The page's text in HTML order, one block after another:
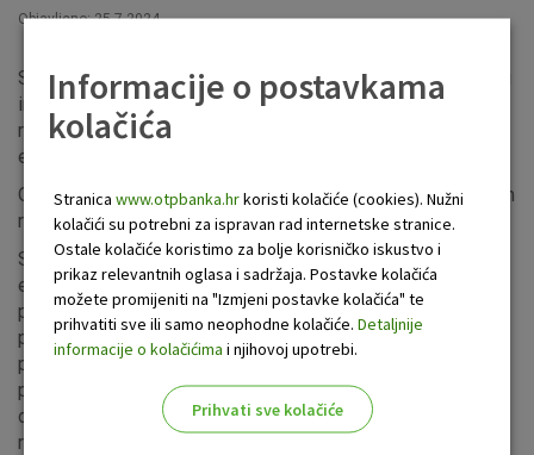
Objavljeno: 25.7.2024
S&P Global Market Intelligence ovog srpnja objavio je svoju
inauguralnu ljestvicu europskih banaka s najboljim
rezultatima, proglasivši OTP grupu kao najuspješniju
europsku bankarsku grupu u 2023. godini.
Ovakav izvrstan poredak potaknut je zdravom kombinacijom
rasta i posebnih financijskih pokazatelja.
S&P Global Market Intelligence rangirao je 50 najvećih
europskih javnih banaka prema imovini prema sedam
ponderiranih financijskih metrika, uključujući povrat na
prosječni kapital, neto kamatnu maržu, nekamatni
prihod/prosječnu imovinu, omjer troška i prihoda, omjer
problematičnih kredita, omjer neto stabilnog financiranja i
omjer običnog kapitala Tier 1 za određivanje relativnog
rezultata izvedbe.
Informacije o postavkama
kolačića
Stranica www.otpbanka.hrkoristi kolačiće (cookies). Nužni
kolačići su potrebni za ispravan rad internetske stranice.
Ostale kolačiće koristimo za bolje korisničko iskustvo i
prikaz relevantnih oglasa i sadržaja. Postavke kolačića
možete promijeniti na "Izmjeni postavke kolačića" te
prihvatiti sve ili samo neophodne kolačiće. Detaljnije
informacije o kolačićima i njihovoj upotrebi.
Prihvati sve kolačiće